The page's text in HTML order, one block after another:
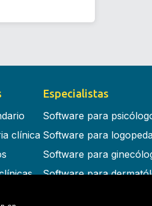
clínica
Especialistas
Software para
Software para
Software para
Software para